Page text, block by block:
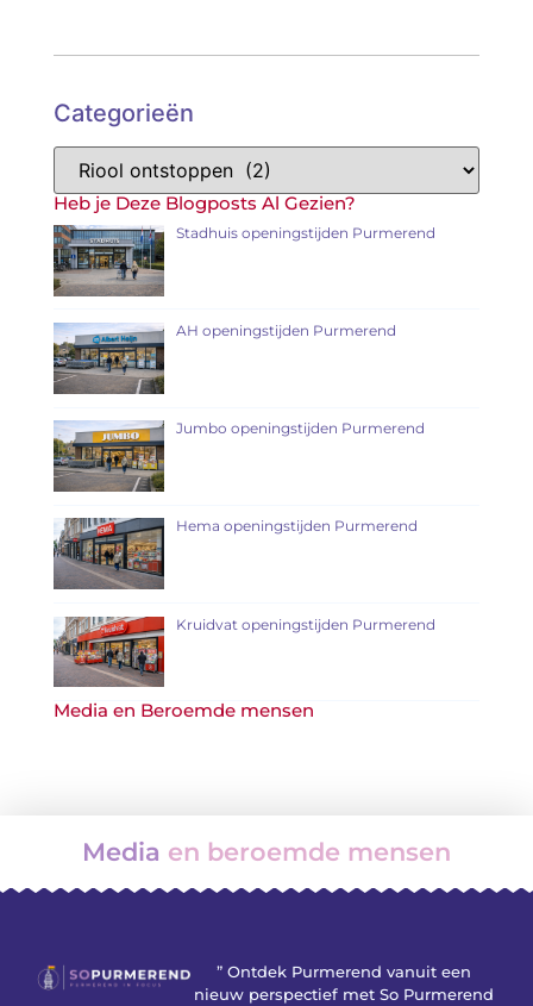
Categorieën
Heb je Deze Blogposts Al Gezien?
Stadhuis openingstijden Purmerend
AH openingstijden Purmerend
Jumbo openingstijden Purmerend
Hema openingstijden Purmerend
Kruidvat openingstijden Purmerend
Media en Beroemde mensen
Media en beroemde mensen
” Ontdek Purmerend vanuit een
nieuw perspectief met So Purmerend